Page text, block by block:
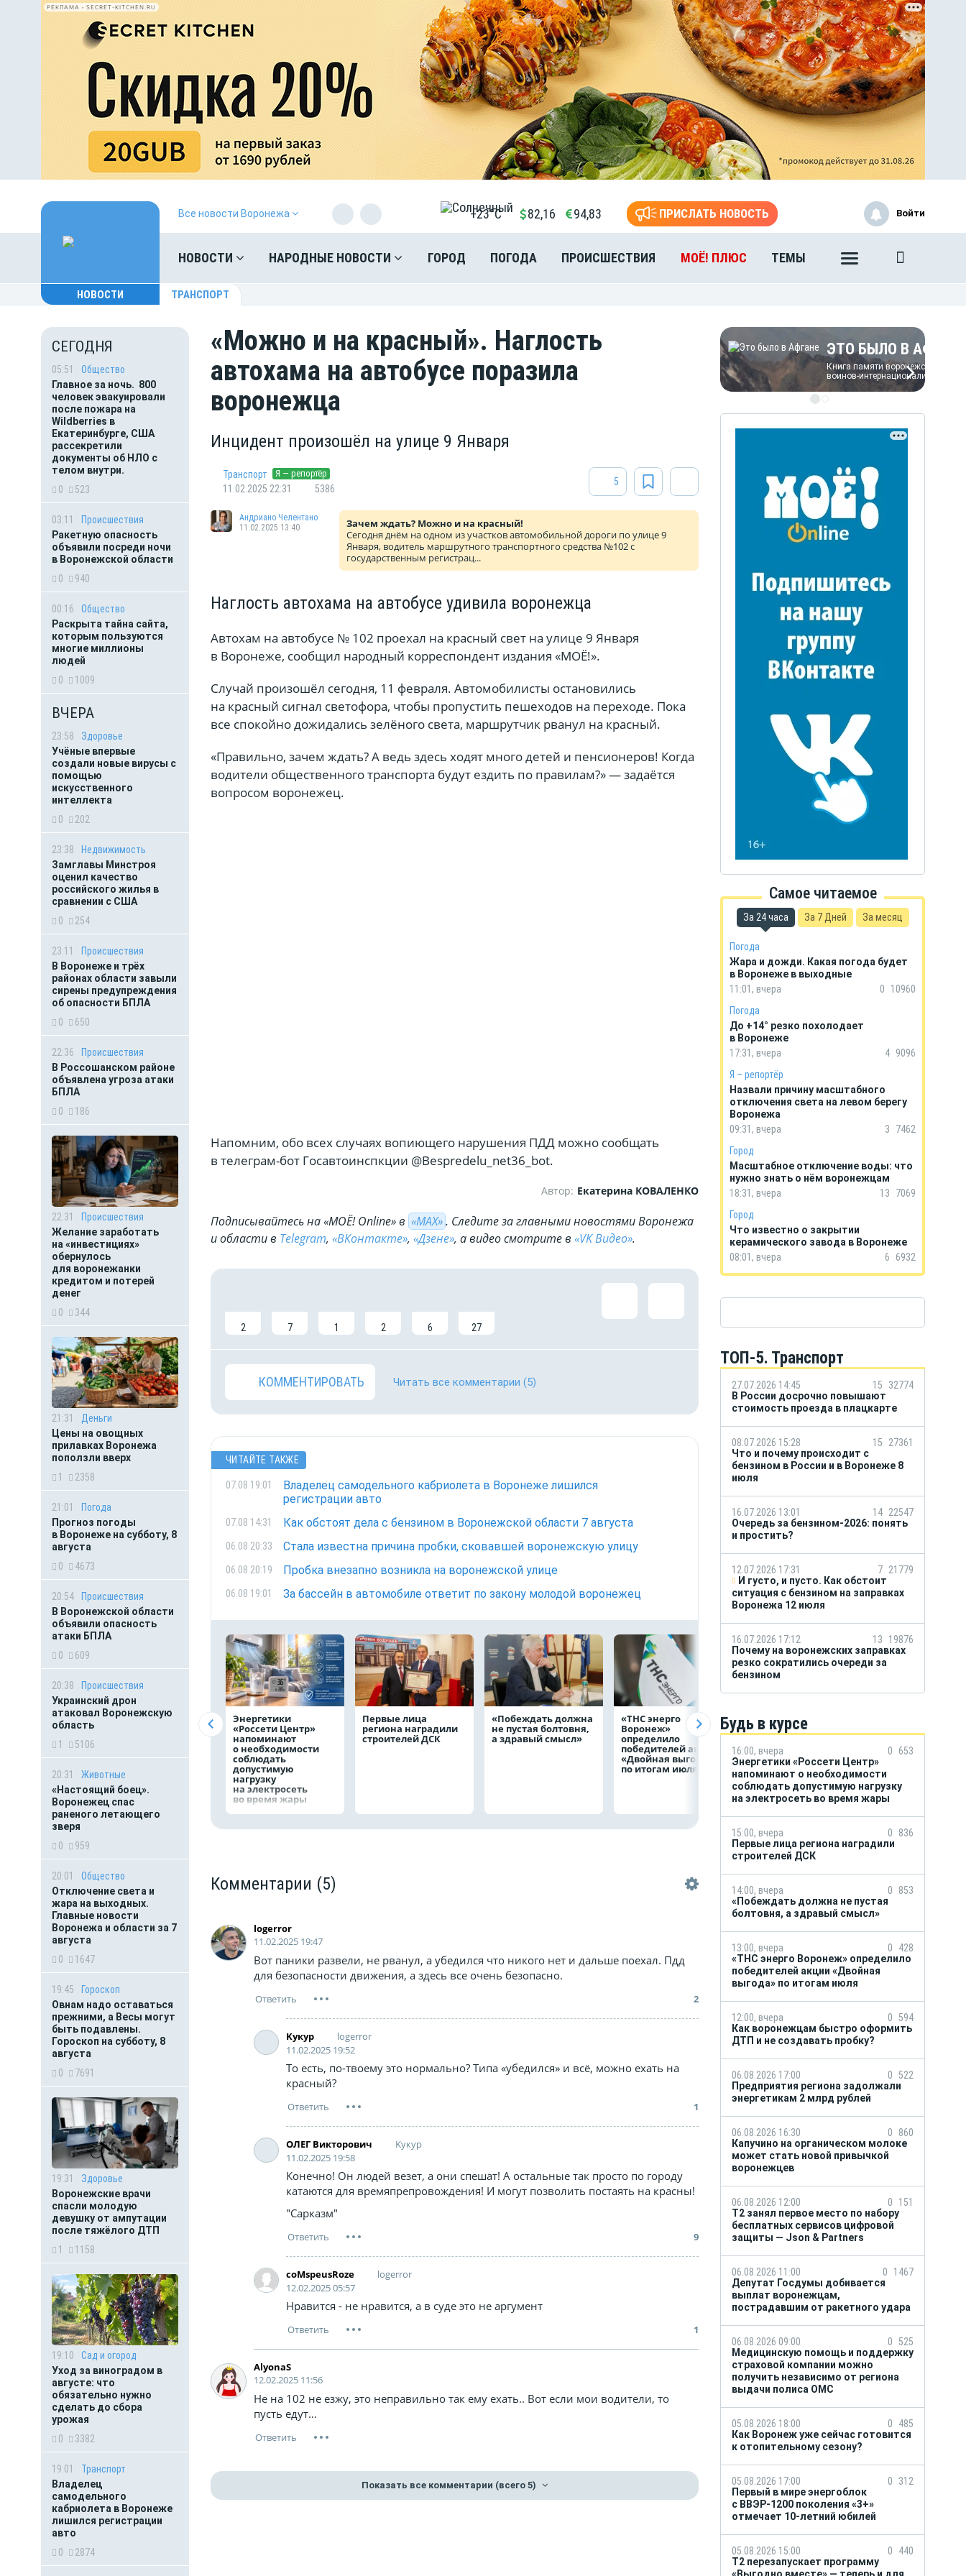
РЕКЛАМА • SECRET-KITCHEN.RU
Все новости Воронежа +23°C 82,16 94,83 ПРИСЛАТЬ НОВОСТЬ
НОВОСТИ НАРОДНЫЕ НОВОСТИ ГОРОД ПОГОДА ПРОИСШЕСТВИЯ МОЁ! ПЛЮС ТЕМЫ
Войти
НОВОСТИ ТРАНСПОРТ
СЕГОДНЯ
05:51
Общество
Главное за ночь. 800
человек эвакуировали
после пожара на
Wildberries в
Екатеринбурге, США
рассекретили
документы об НЛО с
телом внутри.
0
523
03:11
Происшествия
Ракетную опасность
объявили посреди ночи
в Воронежской области
0
940
00:16
Общество
Раскрыта тайна сайта,
которым пользуются
многие миллионы
людей
0
1009
ВЧЕРА
23:58
Здоровье
Учёные впервые
создали новые вирусы с
помощью
искусственного
интеллекта
0
202
23:38
Недвижимость
Замглавы Минстроя
оценил качество
российского жилья в
сравнении с США
0
254
23:11
Происшествия
В Воронеже и трёх
районах области завыли
сирены предупреждения
об опасности БПЛА
0
650
22:36
Происшествия
В Россошанском районе
объявлена угроза атаки
БПЛА
0
186
22:31
Происшествия
Желание заработать
на «инвестициях»
обернулось
для воронежанки
кредитом и потерей
денег
0
344
21:31
Деньги
Цены на овощных
прилавках Воронежа
поползли вверх
1
2358
21:01
Погода
Прогноз погоды
в Воронеже на субботу, 8
августа
0
4673
20:54
Происшествия
В Воронежской области
объявили опасность
атаки БПЛА
0
609
20:38
Происшествия
Украинский дрон
атаковал Воронежскую
область
1
5106
20:31
Животные
«Настоящий боец».
Воронежец спас
раненого летающего
зверя
0
959
20:01
Общество
Отключение света и
жара на выходных.
Главные новости
Воронежа и области за 7
августа
0
1647
19:45
Гороскоп
Овнам надо оставаться
прежними, а Весы могут
быть подавлены.
Гороскоп на субботу, 8
августа
0
7691
19:31
Здоровье
Воронежские врачи
спасли молодую
девушку от ампутации
после тяжёлого ДТП
1
1158
19:10
Сад и огород
Уход за виноградом в
августе: что
обязательно нужно
сделать до сбора
урожая
0
3382
19:01
Транспорт
Владелец
самодельного
кабриолета в Воронеже
лишился регистрации
авто
0
2874
«Можно и на красный». Наглость
автохама на автобусе поразила
воронежца
Инцидент произошёл на улице 9 Января
Транспорт Я — репортёр
11.02.2025 22:31 5386
5
Андриано Челентано
11.02.2025 13:40
Зачем ждать? Можно и на красный!
Сегодня днём на одном из участков автомобильной дороги по улице 9
Января, водитель маршрутного транспортного средства №102 с
государственным регистрац...
Наглость автохама на автобусе удивила воронежца
Автохам на автобусе № 102 проехал на красный свет на улице 9 Января
в Воронеже, сообщил народный корреспондент издания «МОЁ!».
Случай произошёл сегодня, 11 февраля. Автомобилисты остановились
на красный сигнал светофора, чтобы пропустить пешеходов на переходе. Пока
все спокойно дожидались зелёного света, маршрутчик рванул на красный.
«Правильно, зачем ждать? А ведь здесь ходят много детей и пенсионеров! Когда
водители общественного транспорта будут ездить по правилам?» — задаётся
вопросом воронежец.
Напомним, обо всех случаях вопиющего нарушения ПДД можно сообщать
в телеграм-бот Госавтоинспкции @Bespredelu_net36_bot.
Автор: Екатерина КОВАЛЕНКО
Подписывайтесь на «МОЁ! Online» в «МАХ». Cледите за главными новостями Воронежа
и области в Telegram, «ВКонтакте», «Дзене», а видео смотрите в «VK Видео».
2 7 1 2 6 27
КОММЕНТИРОВАТЬ Читать все комментарии (5)
ЧИТАЙТЕ ТАКЖЕ
07.08 19:01
Владелец самодельного кабриолета в Воронеже лишился
регистрации авто
07.08 14:31 Как обстоят дела с бензином в Воронежской области 7 августа
06.08 20:33 Стала известна причина пробки, сковавшей воронежскую улицу
06.08 20:19 Пробка внезапно возникла на воронежской улице
06.08 19:01 За бассейн в автомобиле ответит по закону молодой воронежец
Энергетики
«Россети Центр»
напоминают
о необходимости
соблюдать
допустимую
нагрузку
на электросеть
во время жары
Первые лица
региона наградили
строителей ДСК
«Побеждать должна
не пустая болтовня,
а здравый смысл»
«ТНС энерго
Воронеж»
определило
победителей акции
«Двойная выгода»
по итогам июля
Как воронежцам
быстро оформить
ДТП и не создавать
пробку?
энергетикам 2
рублей
Комментарии (5)
logerror
11.02.2025 19:47
Вот паники развели, не рванул, а убедился что никого нет и дальше поехал. Пдд
для безопасности движения, а здесь все очень безопасно.
2
Kyкyp
logerror
11.02.2025 19:52
То есть, по-твоему это нормально? Типа «убедился» и всё, можно ехать на
красный?
1
ОЛЕГ Викторович
Kyкyp
11.02.2025 19:58
Конечно! Он людей везет, а они спешат! А остальные так просто по городу
катаются для времяпрепровождения! И могут позволить постаять на красны!
"Сарказм"
9
coMspeusRoze
logerror
12.02.2025 05:57
Нравится - не нравится, а в суде это не аргумент
1
AlyonaS
12.02.2025 11:56
Не на 102 не езжу, это неправильно так ему ехать.. Вот если мои водители, то
пусть едут…
Показать все комментарии (всего 5)
Книга памяти воронежских
ЭТО БЫЛО В
воинов-интернационалистов
ЭТО БЫЛО В
Книга памяти воронежских
Самое читаемое
За 24 часа За 7 Дней За месяц
Погода
Жара и дожди. Какая погода будет
в Воронеже в выходные
11:01, вчера
0
10960
Погода
До +14° резко похолодает
в Воронеже
17:31, вчера
4 9096
Я – репортёр
Назвали причину масштабного
отключения света на левом берегу
Воронежа
09:31, вчера
3
7462
Город
Масштабное отключение воды: что
нужно знать о нём воронежцам
18:31, вчера
13
7069
Город
Что известно о закрытии
керамического завода в Воронеже
08:01, вчера
6 6932
ТОП-5. Транспорт
27.07.2026 14:45 15
32774
В России досрочно повышают
стоимость проезда в плацкарте
08.07.2026 15:28 15
27361
Что и почему происходит с
бензином в России и в Воронеже 8
июля
16.07.2026 13:01 14 22547
Очередь за бензином-2026: понять
и простить?
12.07.2026 17:31 7 21779
И густо, и пусто. Как обстоит
ситуация с бензином на заправках
Воронежа 12 июля
16.07.2026 17:12 13
19876
Почему на воронежских заправках
резко сократились очереди за
бензином
Будь в курсе
16:00, вчера 0
653
Энергетики «Россети Центр»
напоминают о необходимости
соблюдать допустимую нагрузку
на электросеть во время жары
15:00, вчера 0
836
Первые лица региона наградили
строителей ДСК
14:00, вчера 0
853
«Побеждать должна не пустая
болтовня, а здравый смысл»
13:00, вчера 0
428
«ТНС энерго Воронеж» определило
победителей акции «Двойная
выгода» по итогам июля
12:00, вчера 0 594
Как воронежцам быстро оформить
ДТП и не создавать пробку?
06.08.2026 17:00 0 522
Предприятия региона задолжали
энергетикам 2 млрд рублей
06.08.2026 16:30 0
860
Капучино на органическом молоке
может стать новой привычкой
воронежцев
06.08.2026 12:00 0
151
Т2 занял первое место по набору
бесплатных сервисов цифровой
защиты — Json & Partners
06.08.2026 11:00 0
1467
Депутат Госдумы добивается
выплат воронежцам,
пострадавшим от ракетного удара
06.08.2026 09:00 0 525
Медицинскую помощь и поддержку
страховой компании можно
получить независимо от региона
выдачи полиса ОМС
05.08.2026 18:00 0
485
Как Воронеж уже сейчас готовится
к отопительному сезону?
05.08.2026 17:00 0
312
Первый в мире энергоблок
с ВВЭР-1200 поколения «3+»
отмечает 10-летний юбилей
05.08.2026 15:00 0
440
Т2 перезапускает программу